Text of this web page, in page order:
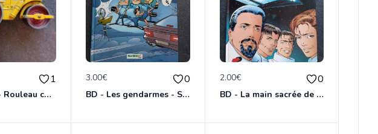
1
Dinky toys - Rouleau compresseur - Richier 90A
3.00€ 0
BD - Les gendarmes - Souriez, vous êtes flashés - Tome 5
2.00€ 0
BD - La main sacrée de Metallica